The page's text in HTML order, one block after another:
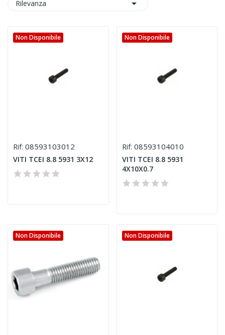
Rilevanza 
Non Disponibile
Rif: 08593103012
VITI TCEI 8.8 5931 3X12
Non Disponibile
Rif: 08593104010
VITI TCEI 8.8 5931
4X10X0.7
Non Disponibile Non Disponibile